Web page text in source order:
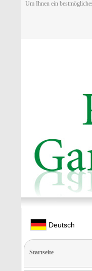
Um Ihnen ein
Deutsch
Startseite